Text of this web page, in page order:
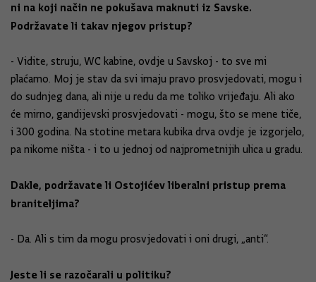
ni na koji način ne pokušava maknuti iz Savske.
Podržavate li takav njegov pristup?
- Vidite, struju, WC kabine, ovdje u Savskoj - to sve mi
plaćamo. Moj je stav da svi imaju pravo prosvjedovati, mogu i
do sudnjeg dana, ali nije u redu da me toliko vrijeđaju. Ali ako
će mirno, gandijevski prosvjedovati - mogu, što se mene tiče,
i 300 godina. Na stotine metara kubika drva ovdje je izgorjelo,
pa nikome ništa - i to u jednoj od najprometnijih ulica u gradu.
Dakle, podržavate li Ostojićev liberalni pristup prema
braniteljima?
- Da. Ali s tim da mogu prosvjedovati i oni drugi, „anti“.
Jeste li se razočarali u politiku?